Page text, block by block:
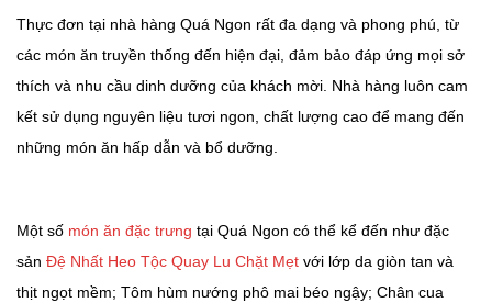
Thực đơn tại nhà hàng Quá Ngon rất đa dạng và phong phú, từ
các món ăn truyền thống đến hiện đại, đảm bảo đáp ứng mọi sở
thích và nhu cầu dinh dưỡng của khách mời. Nhà hàng luôn cam
kết sử dụng nguyên liệu tươi ngon, chất lượng cao để mang đến
những món ăn hấp dẫn và bổ dưỡng.
Một số món ăn đặc trưng tại Quá Ngon có thể kể đến như đặc
sản Đệ Nhất Heo Tộc Quay Lu Chặt Mẹt với lớp da giòn tan và
thịt ngọt mềm; Tôm hùm nướng phô mai béo ngậy; Chân cua